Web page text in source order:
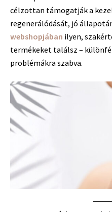
célzottan támogatják a
regenerálódását, jó
webshopjában ilyen,
termékeket találsz –
problémákra szabva.